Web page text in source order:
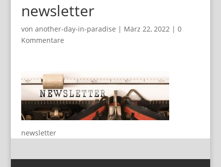
newsletter
von another-day-in-paradise | März 22, 2022| 0
Kommentare
newsletter